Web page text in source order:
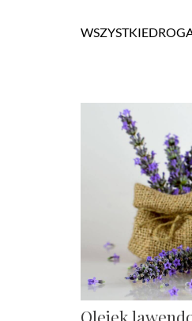
WSZYSTKIE
Olejek